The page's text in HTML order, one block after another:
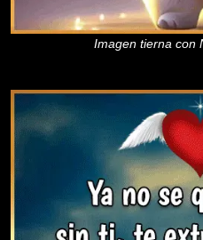
Imagen tierna con